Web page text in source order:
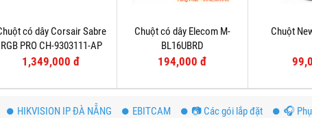
có dây Corsair Sabre
RGB PRO CH-9303111-AP
1,349,000 đ
Chuột có dây Elecom M-
BL16UBRD
194,000 đ
Chuột
HIKVISION IP ĐÀ NẴNG EBITCAM 📷 Các gói lắp đặt ️🎧